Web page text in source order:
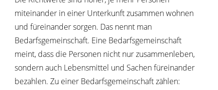
miteinander in einer Unterkunft zusammen wohnen
und füreinander sorgen. Das nennt man
Bedarfsgemeinschaft. Eine Bedarfsgemeinschaft
meint, dass die Personen nicht nur zusammenleben,
sondern auch Lebensmittel und Sachen füreinander
bezahlen. Zu einer Bedarfsgemeinschaft zählen: